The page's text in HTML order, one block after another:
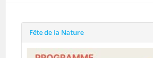
Fête de la Nature